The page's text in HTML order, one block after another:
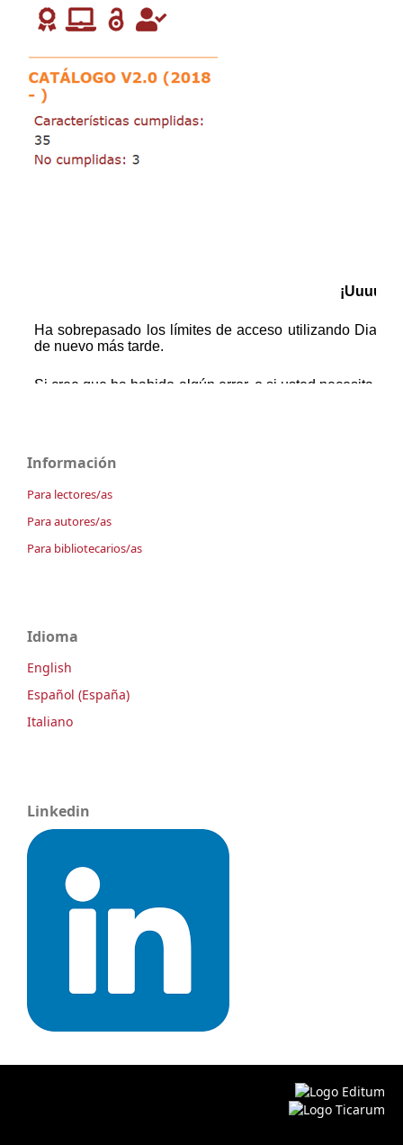
Información
Para lectores/as
Para autores/as
Para bibliotecarios/as
Idioma
English
Español (España)
Italiano
Linkedin